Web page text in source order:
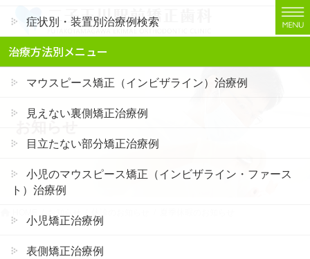
テ
ン
ゲ
ー
お知らせ
症状別・装置別治療例検索
治療方法別メニュー
マウスピース矯正（インビザライン）治療例
見えない裏側矯正治療例
目立たない部分矯正治療例
小児のマウスピース矯正（インビザライン・ファース
ト）治療例
小児矯正治療例
表側矯正治療例